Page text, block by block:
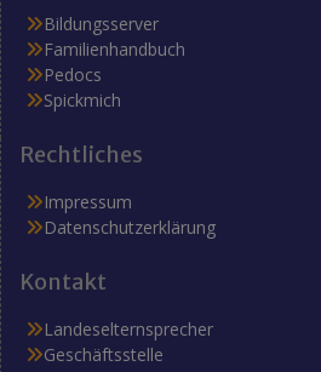
Bildungsserver
Familienhandbuch
Pedocs
Spickmich
Rechtliches
Impressum
Datenschutzerklärung
Kontakt
Landeselternsprecher
Geschäftsstelle